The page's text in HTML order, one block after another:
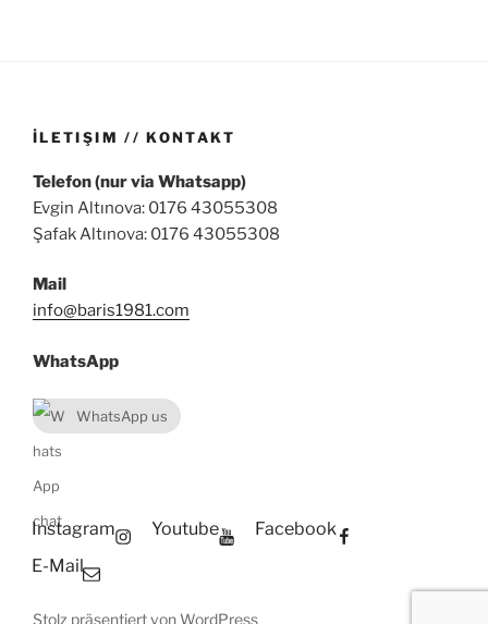
İLETIŞIM // KONTAKT
Telefon (nur via Whatsapp)
Evgin Altınova: 0176 43055308
Şafak Altınova: 0176 43055308
Mail
info@baris1981.com
WhatsApp
WhatsApp us
Instagram Youtube
Facebook
E-Mail
Stolz präsentiert von WordPress